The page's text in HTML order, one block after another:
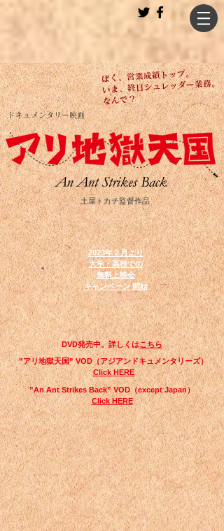
ぼく、営業成績トップ。
いま、終日シュレッダー業務。
なんで？
ドキュメンタリー映画
土屋トカチ監督作品
2023年２月より
大学・高校での
無料上映会
キャンペーン 開始
DVD発売中。詳しくはこちら
”アリ地獄天国” VOD（アジアンドキュメンタリーズ）
Click HERE
”An Ant Strikes Back” VOD（except Japan）
Click HERE